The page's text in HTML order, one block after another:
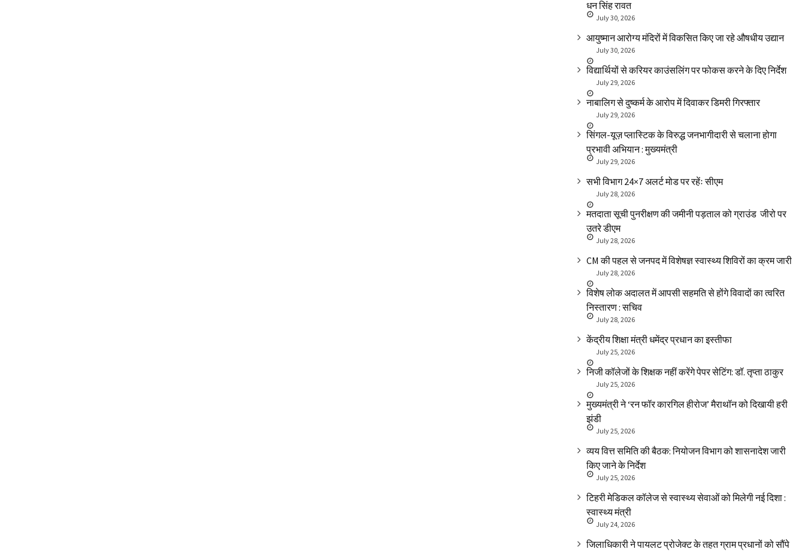
धन सिंह रावत
July 30, 2026
आयुष्मान आरोग्य मंदिरों में विकसित किए जा रहे औषधीय उद्यान
July 30, 2026
विद्यार्थियों से करियर काउंसलिंग पर फोकस करने के दिए निर्देश
July 29, 2026
नाबालिग से दुष्कर्म के आरोप में दिवाकर डिमरी गिरफ्तार
July 29, 2026
सिंगल-यूज़ प्लास्टिक के विरुद्ध जनभागीदारी से चलाना होगा
प्रभावी अभियान : मुख्यमंत्री
July 29, 2026
सभी विभाग 24×7 अलर्ट मोड पर रहेंः सीएम
July 28, 2026
मतदाता सूची पुनरीक्षण की जमीनी पड़ताल को ग्राउंड जीरो पर
उतरे डीएम
July 28, 2026
CM की पहल से जनपद में विशेषज्ञ स्वास्थ्य शिविरों का क्रम जारी
July 28, 2026
विशेष लोक अदालत में आपसी सहमति से होंगे विवादों का त्वरित
निस्तारण : सचिव
July 28, 2026
केंद्रीय शिक्षा मंत्री धमेंद्र प्रधान का इस्तीफा
July 25, 2026
निजी कॉलेजों के शिक्षक नहीं करेंगे पेपर सेटिंग: डॉ. तृप्ता ठाकुर
July 25, 2026
मुख्यमंत्री ने ‘रन फॉर कारगिल हीरोज’ मैराथॉन को दिखायी हरी
झंडी
July 25, 2026
व्यय वित्त समिति की बैठक: नियोजन विभाग को शासनादेश जारी
किए जाने के निर्देश
July 25, 2026
टिहरी मेडिकल कॉलेज से स्वास्थ्य सेवाओं को मिलेगी नई दिशा :
स्वास्थ्य मंत्री
July 24, 2026
जिलाधिकारी ने पायलट प्रोजेक्ट के तहत ग्राम प्रधानों को सौंपे